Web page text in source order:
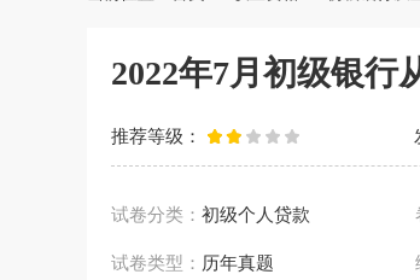
2022年7月初级银行
推荐等级：
试卷分类： 初级个人贷款
试卷类型： 历年真题